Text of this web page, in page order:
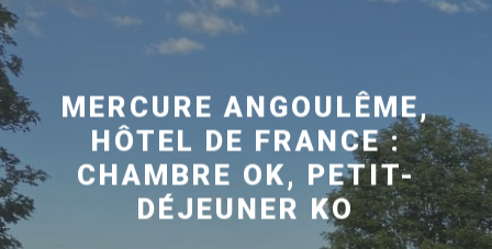
MERCURE ANGOULÊME,
HÔTEL DE FRANCE :
CHAMBRE OK, PETIT-
DÉJEUNER KO